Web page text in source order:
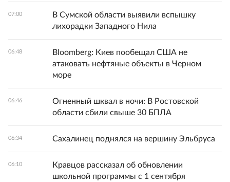
07:00
В Сумской области выявили вспышку
лихорадки Западного Нила
06:48
Bloomberg: Киев пообещал США не
атаковать нефтяные объекты в Черном
море
06:46
Огненный шквал в ночи: В Ростовской
области сбили свыше 30 БПЛА
06:34 Сахалинец поднялся на вершину Эльбруса
06:10
Кравцов рассказал об обновлении
школьной программы с 1 сентября